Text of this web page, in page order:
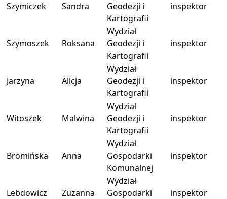
Szymiczek Sandra
Geodezji i
Kartografii
inspektor
Szymoszek Roksana
Wydział
Geodezji i
Kartografii
inspektor
Jarzyna Alicja
Wydział
Geodezji i
Kartografii
inspektor
Witoszek Malwina
Wydział
Geodezji i
Kartografii
inspektor
Bromińska Anna
Wydział
Gospodarki
Komunalnej
inspektor
Lebdowicz Zuzanna
Wydział
Gospodarki
inspektor